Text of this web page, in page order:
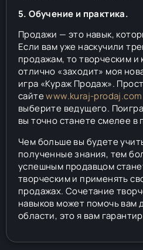
5. Обучение и практика.
Продажи — это навык,
Если вам уже наскучили
продажам, то творческим
отлично «заходит» моя
игра «Кураж Продаж».
сайтеwww.kuraj-prodaj.com
выберите ведущего.
вы точно станете смелее в
Чем больше вы будете
полученные знания, тем
успешным продавцом
творческим и применять
продажах. Сочетание
навыков может помочь вам
области, это я вам